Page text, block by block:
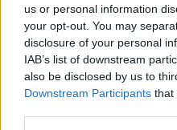
us or personal information
your opt-out. You may
disclosure of your personal
IAB’s list of downstream
also be disclosed by us to
Downstream Participants that
A sziget fellépői között